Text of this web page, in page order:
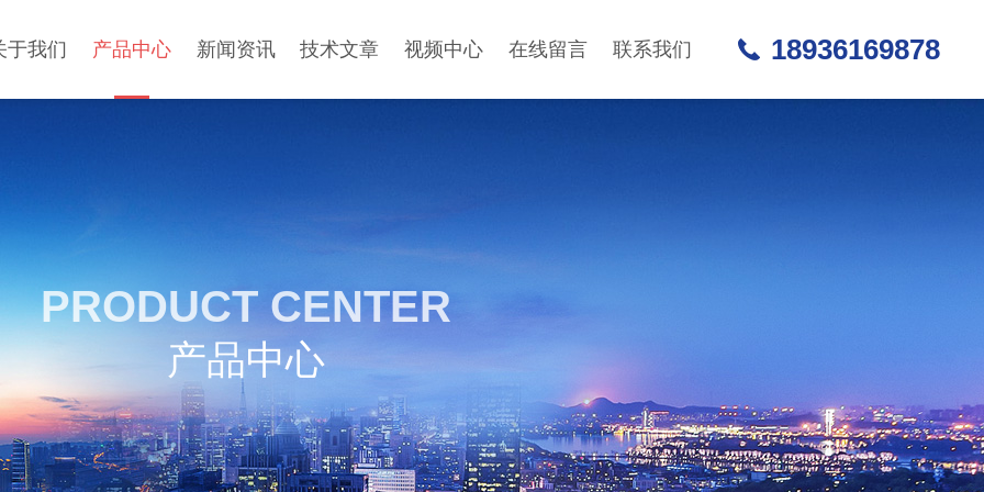
于我们 产品中心 新闻资讯 技术文章 视频中心 在线留言 联系我们 18936169878
PRODUCT CENTER
产品中心